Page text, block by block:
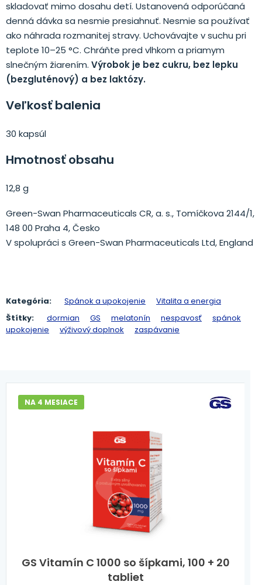
skladovať mimo dosahu detí. Ustanovená odporúčaná
denná dávka sa nesmie presiahnuť. Nesmie sa používať
ako náhrada rozmanitej stravy. Uchovávajte v suchu pri
teplote 10–25 °C. Chráňte pred vlhkom a priamym
slnečným žiarením. Výrobok je bez cukru, bez lepku
(bezgluténový) a bez laktózy.
Veľkosť balenia
30 kapsúl
Hmotnosť obsahu
12,8 g
Green-Swan Pharmaceuticals CR, a. s., Tomíčkova 2144/1,
148 00 Praha 4, Česko
V spolupráci s Green-Swan Pharmaceuticals Ltd, England
Kategória: Spánok a upokojenie
Vitalita a energia
Štítky:
dormian GS melatonín nespavosť
spánok
upokojenie
výživový doplnok zaspávanie
GS Vitamín C 1000 so šípkami, 100 + 20
tabliet
NA 4 MESIACE